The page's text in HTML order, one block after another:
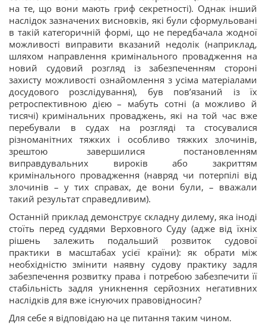
на те, що вони мають гриф секретності). Однак інший
наслідок зазначених висновків, які були сформульовані
в такій категоричній формі, що не передбачала жодної
можливості виправити вказаний недолік (наприклад,
шляхом направлення кримінального провадження на
новий судовий розгляд із забезпеченням стороні
захисту можливості ознайомлення з усіма матеріалами
досудового розслідування), був пов’язаний із їх
ретроспективною дією – мабуть сотні (а можливо й
тисячі) кримінальних проваджень, які на той час вже
перебували в судах на розгляді та стосувалися
різноманітних тяжких і особливо тяжких злочинів,
зрештою завершилися постановленням
виправдувальних вироків або закриттям
кримінального провадження (навряд чи потерпілі від
злочинів – у тих справах, де вони були, – вважали
такий результат справедливим).
Останній приклад демонструє складну дилему, яка іноді
стоїть перед суддями Верховного Суду (адже від їхніх
рішень залежить подальший розвиток судової
практики в масштабах усієї країни): як обрати між
необхідністю змінити наявну судову практику задля
забезпечення розвитку права і потребою забезпечити її
стабільність задля уникнення серйозних негативних
наслідків для вже існуючих правовідносин?
Для себе я відповідаю на це питання таким чином.